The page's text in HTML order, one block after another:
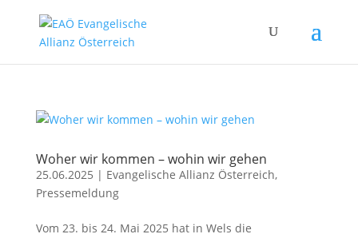
Woher wir kommen – wohin wir gehen
25.06.2025 | Evangelische Allianz Österreich,
Pressemeldung
Vom 23. bis 24. Mai 2025 hat in Wels die